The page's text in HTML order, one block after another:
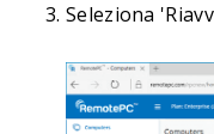
Seleziona